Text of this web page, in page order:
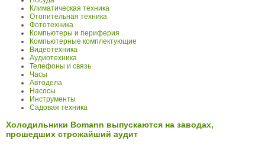
Климатическая техника
Отопительная техника
Фототехника
Компьютеры и периферия
Компьютерные комплектующие
Видеотехника
Аудиотехника
Телефоны и связь
Часы
Автодела
Насосы
Инструменты
Садовая техника
Холодильники Bomann выпускаются на заводах,
прошедших строжайший аудит